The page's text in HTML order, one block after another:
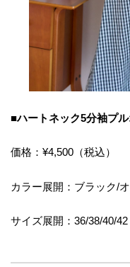
■ハートネック5分袖プ
価格：¥4,500（税込）
カラー展開：ブラック/
サイズ展開：36/38/40/42